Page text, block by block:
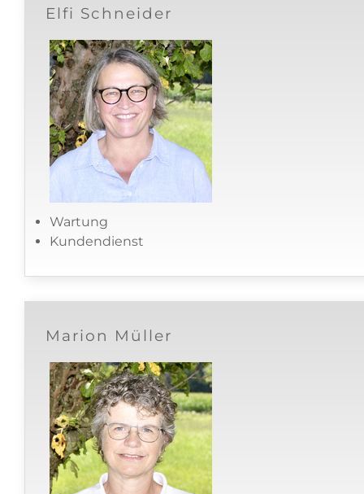
Elfi Schneider
Wartung
Kundendienst
Marion Müller